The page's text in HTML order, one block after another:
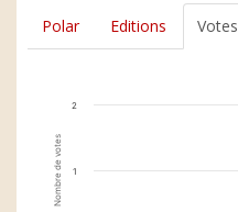
Polar Editions Votes
Nombre de votes 1
2